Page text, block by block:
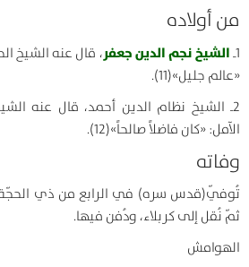
من أولاده
1ـ الشيخ نجم الدين جعفر، قال عنه الشيخ
«عالم جليل»(11).
2ـ الشيخ نظام الدين أحمد، قال عنه
الآمل: «كان فاضلاً صالحاً»(12).
وفاته
ثمّ نُقل إلى كربلاء، ودُفن فيها.
الهوامش